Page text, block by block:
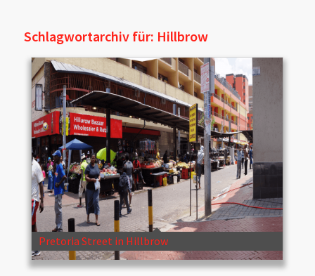
Schlagwortarchiv für: Hillbrow
Pretoria Street in Hillbrow